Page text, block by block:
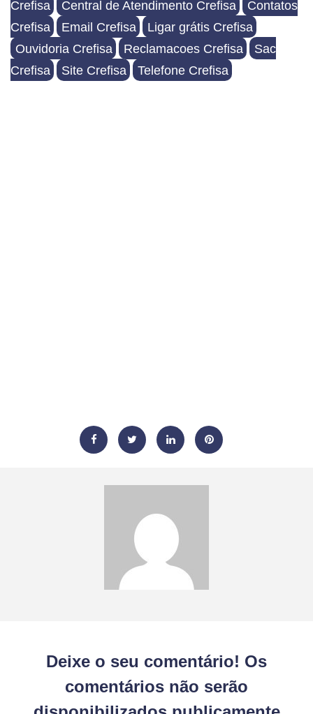
Crefisa
Central de Atendimento Crefisa
Contatos
Crefisa
Email Crefisa
Ligar grátis Crefisa
Ouvidoria Crefisa
Reclamacoes Crefisa
Sac
Crefisa
Site Crefisa Telefone Crefisa
Deixe o seu comentário! Os
comentários não serão